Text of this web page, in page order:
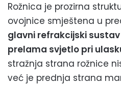
Rožnica je prozirna
ovojnice smještena u
glavni refrakcijski
prelama svjetlo pri
stražnja strana rožnice
već je prednja strana